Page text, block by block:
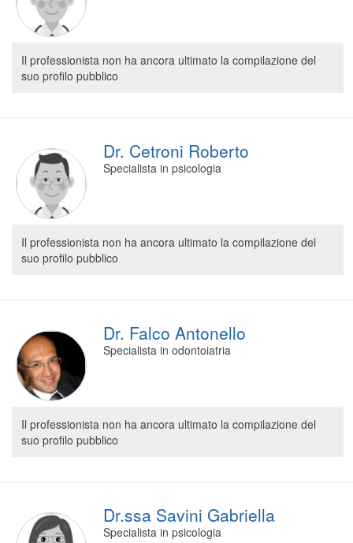
Il professionista non ha ancora ultimato la compilazione del
suo profilo pubblico
Dr. Cetroni Roberto
Specialista in psicologia
Il professionista non ha ancora ultimato la compilazione del
suo profilo pubblico
Dr. Falco Antonello
Specialista in odontoiatria
Il professionista non ha ancora ultimato la compilazione del
suo profilo pubblico
Dr.ssa Savini Gabriella
Specialista in psicologia